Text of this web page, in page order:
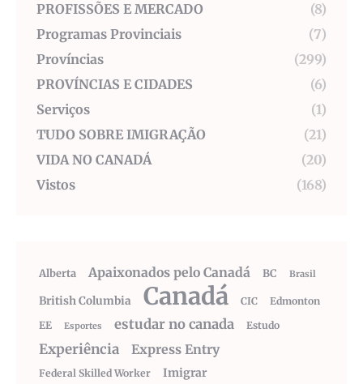
PROFISSÕES E MERCADO
(8)
Programas Provinciais
(7)
Províncias
(299)
PROVÍNCIAS E CIDADES
(6)
Serviços
(1)
TUDO SOBRE IMIGRAÇÃO
(21)
VIDA NO CANADÁ
(20)
Vistos
(168)
Alberta Apaixonados pelo Canadá BC Brasil
British Columbia Canadá CIC
Edmonton
EE
Esportes estudar no canada Estudo
Experiência Express Entry
Federal Skilled Worker Imigrar